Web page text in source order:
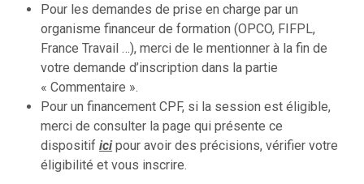
Pour les demandes de prise en charge par un
organisme financeur de formation (OPCO, FIFPL,
France Travail …), merci de le mentionner à la fin de
votre demande d’inscription dans la partie
« Commentaire ».
Pour un financement CPF, si la session est éligible,
merci de consulter la page qui présente ce
dispositif icipour avoir des précisions, vérifier votre
éligibilité et vous inscrire.